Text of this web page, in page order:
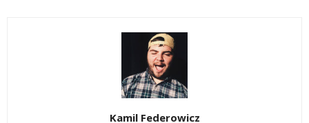
Kamil Federowicz